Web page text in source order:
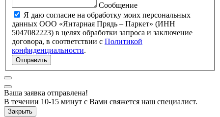
Сообщение
Я даю согласие на обработку моих персональных
данных ООО «Янтарная Прядь – Паркет» (ИНН
5047082223) в целях обработки запроса и заключение
договора, в соответствии с Политикой
конфиденциальности.
Отправить
Ваша заявка отправлена!
В течении 10-15 минут с Вами свяжется наш специалист.
Закрыть